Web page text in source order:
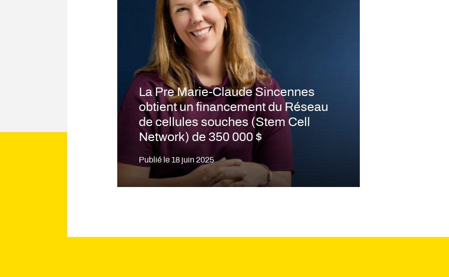
La Pre Marie-Claude Sincennes
obtient un financement du Réseau
de cellules souches (Stem Cell
Network) de 350 000 $
Publié le 18 juin 2025